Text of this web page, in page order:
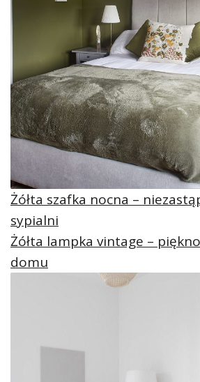
Żółta szafka nocna –
sypialni
Żółta lampka vintage –
domu